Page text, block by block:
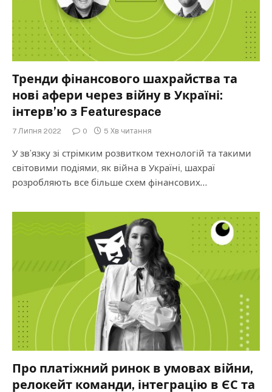
Тренди фінансового шахрайства та
нові афери через війну в Україні:
інтерв’ю з Featurespace
7 Липня 2022 0 5 Хв читання
У зв’язку зі стрімким розвитком технологій та такими
світовими подіями, як війна в Україні, шахраї
розробляють все більше схем фінансових…
Про платіжний ринок в умовах війни,
релокейт команди, інтеграцію в ЄС та